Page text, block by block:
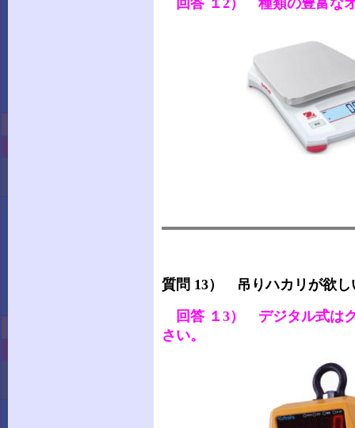
質問 13） 吊りハカリが欲し
回答 １3） デジタル式はク
さい。